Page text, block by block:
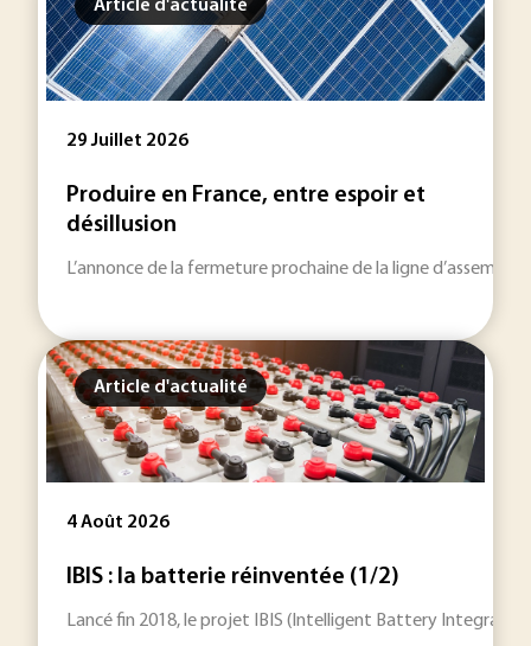
Article d'actualité
29 Juillet 2026
Produire en France, entre espoir et
désillusion
L’annonce de la fermeture prochaine de la ligne
Article d'actualité
4 Août 2026
IBIS : la batterie réinventée (1/2)
Lancé fin 2018, le projet IBIS (Intelligent Battery